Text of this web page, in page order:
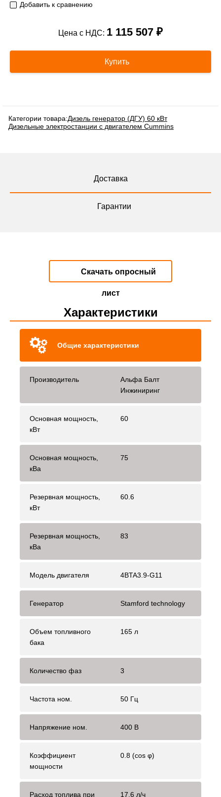
Добавить к сравнению
Цена с НДС: 1 115 507 ₽
Купить
Категории товара:Дизель генератор (ДГУ) 60 кВт
Дизельные электростанции с двигателем Cummins
Доставка
Гарантии
Скачать опросный
лист
Характеристики
Общие характеристики
Производитель
Альфа Балт
Инжиниринг
Основная мощность,
кВт
60
Основная мощность,
кВа
75
Резервная мощность,
кВт
60.6
Резервная мощность,
кВа
83
Модель двигателя 4BTA3.9-G11
Генератор Stamford technology
Объем топливного
бака
165 л
Количество фаз 3
Частота ном. 50 Гц
Напряжение ном. 400 В
Коэффициент
мощности
0.8 (cos φ)
Расход топлива при 17.6 л/ч